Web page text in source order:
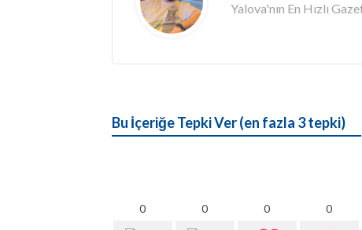
Yalova'nın En Hızlı
Bu İçeriğe Tepki Ver (en fazla 3 tepki)
0 0 0 0